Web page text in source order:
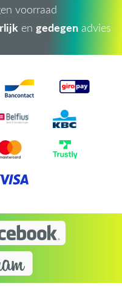
voorraad
en gedegen advies